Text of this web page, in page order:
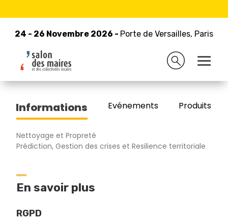
24 - 26 Novembre 2026 - Porte de Versailles, Paris
24 - 26 Novembre 2026 - Porte de Versailles, Paris
Retour à la liste des exposants
RENTOKIL
Informations Evénements Produits/
Nettoyage et Propreté
Prédiction, Gestion des crises et Resilience territoriale
En savoir plus
RGPD